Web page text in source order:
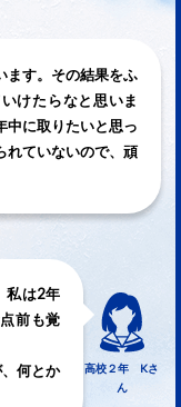
ます。その結果をふ
けたらなと思いま
中に取りたいと思っ
れていないので、頑
私は2年
前も覚
何とか
高校２年 Kさ
ん